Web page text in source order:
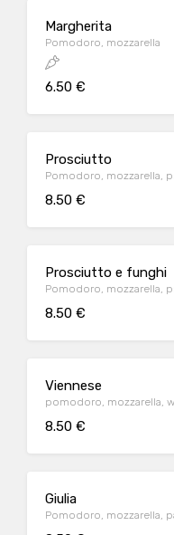
Margherita
Pomodoro, mozzarella
6.50 €
Prosciutto
Pomodoro, mozzarella,
8.50 €
Prosciutto e funghi
Pomodoro, mozzarella,
8.50 €
Viennese
pomodoro, mozzarella,
8.50 €
Giulia
Pomodoro, mozzarella,